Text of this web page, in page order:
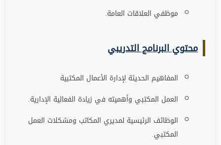
موظفي العلاقات العامة.
محتوي البرنامج التدريبي
المفاهيم الحديثة لإدارة الأعمال المكتبية
العمل المكتبي وأهميته في زيادة الفعالية الإدارية.
الوظائف الرئيسية لمديري المكاتب ومشكلات العمل
المكتبي.